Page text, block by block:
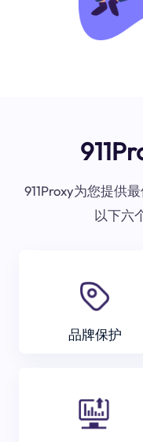
911Proxy为您提供
以下六
品牌保护